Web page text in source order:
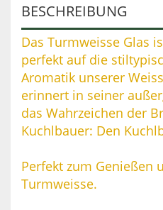
BESCHREIBUNG
Das Turmweisse Glas
perfekt auf die
Aromatik unserer
erinnert in seiner
das Wahrzeichen der
Kuchlbauer: Den
Perfekt zum Genießen
Turmweisse.